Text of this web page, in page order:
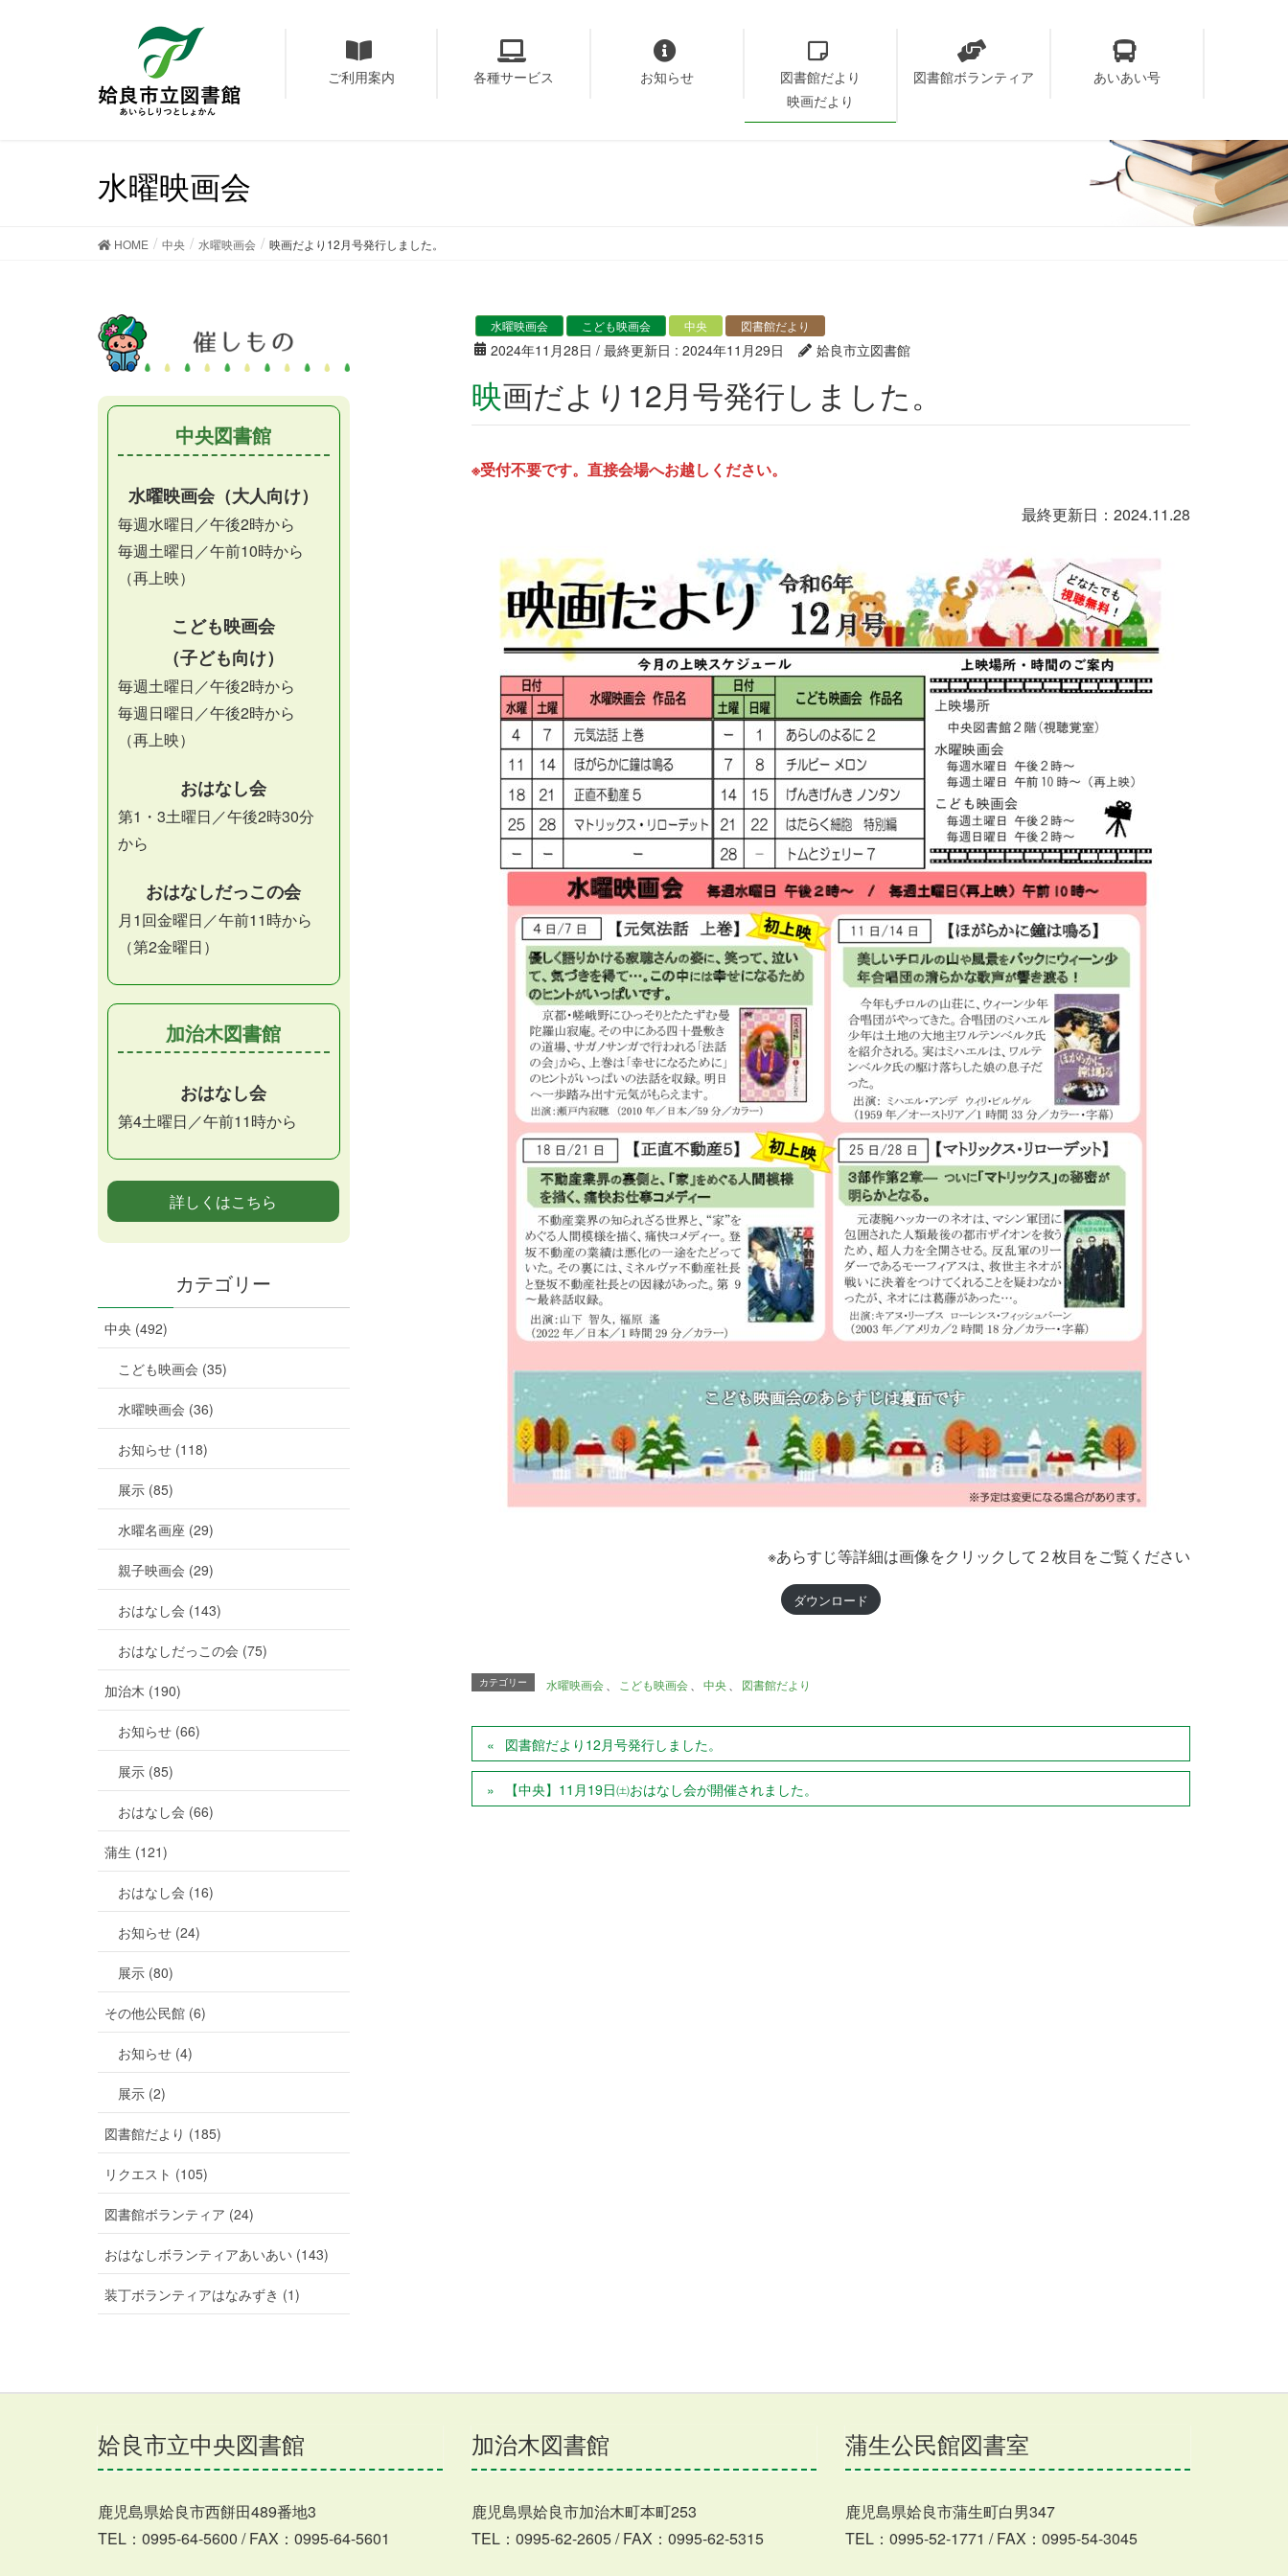
ご利用案内 各種サービス お知らせ
図書館だより
映画だより
図書館ボランティア あいあい号
水曜映画会
HOME 中央 水曜映画会 映画だより12月号発行しました。
水曜映画会 こども映画会 中央 図書館だより
2024年11月28日 / 最終更新日 : 2024年11月29日 姶良市立図書館
映画だより12月号発行しました。
※受付不要です。直接会場へお越しください。
最終更新日：2024.11.28
※あらすじ等詳細は画像をクリックして２枚目をご覧ください
ダウンロード
カテゴリー 水曜映画会、 こども映画会、 中央、 図書館だより
図書館だより12月号発行しました。
【中央】11月19日㈯おはなし会が開催されました。
中央図書館
水曜映画会（大人向け）
毎週水曜日／午後2時から
毎週土曜日／午前10時から
（再上映）
こども映画会
（子ども向け）
毎週土曜日／午後2時から
毎週日曜日／午後2時から
（再上映）
おはなし会
第1・3土曜日／午後2時30分
から
おはなしだっこの会
月1回金曜日／午前11時から
（第2金曜日）
加治木図書館
おはなし会
第4土曜日／午前11時から
詳しくはこちら
カテゴリー
中央 (492)
こども映画会 (35)
水曜映画会 (36)
お知らせ (118)
展示 (85)
水曜名画座 (29)
親子映画会 (29)
おはなし会 (143)
おはなしだっこの会 (75)
加治木 (190)
お知らせ (66)
展示 (85)
おはなし会 (66)
蒲生 (121)
おはなし会 (16)
お知らせ (24)
展示 (80)
その他公民館 (6)
お知らせ (4)
展示 (2)
図書館だより (185)
リクエスト (105)
図書館ボランティア (24)
おはなしボランティアあいあい (143)
装丁ボランティアはなみずき (1)
姶良市立中央図書館
鹿児島県姶良市西餅田489番地3
TEL：0995-64-5600 / FAX：0995-64-5601
加治木図書館
鹿児島県姶良市加治木町本町253
TEL：0995-62-2605 / FAX：0995-62-5315
蒲生公民館図書室
鹿児島県姶良市蒲生町白男347
TEL：0995-52-1771 / FAX：0995-54-3045